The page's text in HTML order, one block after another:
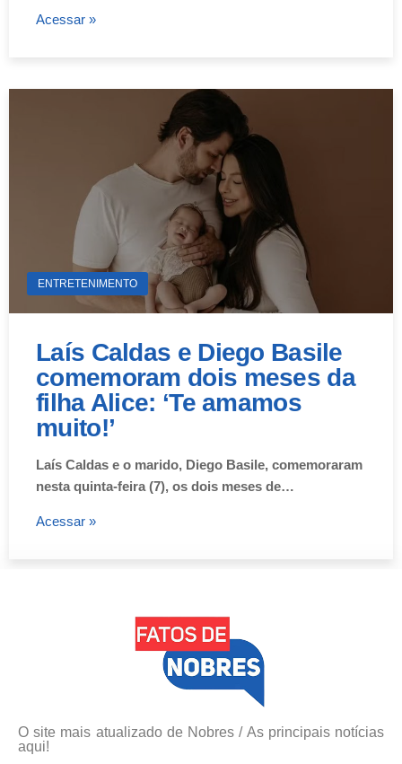
Acessar »
ENTRETENIMENTO
Laís Caldas e Diego Basile
comemoram dois meses da
filha Alice: ‘Te amamos
muito!’
Laís Caldas e o marido, Diego Basile, comemoraram
nesta quinta-feira (7), os dois meses de…
Acessar »
O site mais atualizado de Nobres / As principais notícias
aqui!